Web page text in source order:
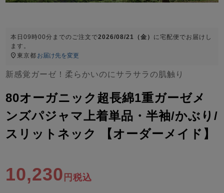
売れ筋ランキング
新着商品
すべての季節のパジャマ一覧はこちら
すべてのキッ
パジャマ
き
り
本日09時00分 までのご注文で2026/08/21（金） に宅配便 でお届けし
ます。
東京都 お届け先を変更
新感覚ガーゼ！柔らかいのにサラサラの肌触り
80オーガニック超長綿1重ガーゼメ
ンズパジャマ上着単品・半袖/かぶり/
スリットネック 【オーダーメイド】
10,230 税込